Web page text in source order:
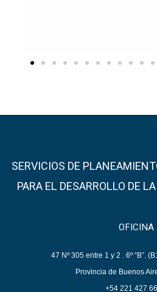
SERVICIOS DE
PARA EL DESARROLLO DE
OFICINA
47 Nº 305 entre 1 y 2 . 6º “B”.
Provincia de Buenos
+54 221 427